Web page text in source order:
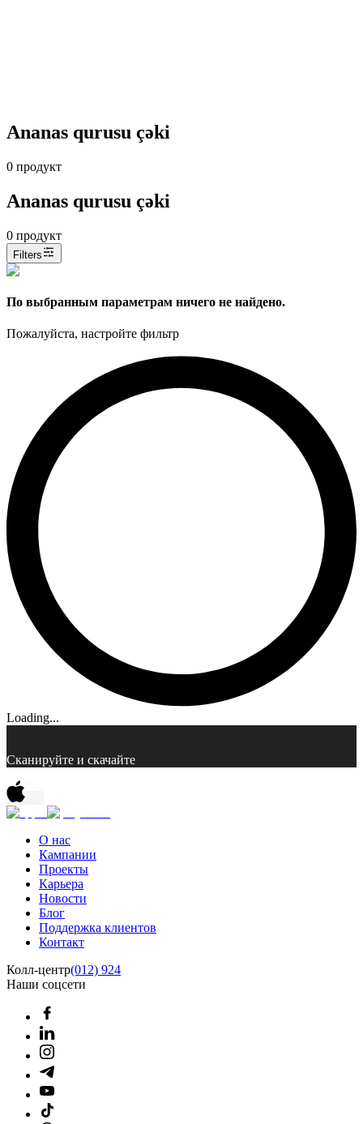
Ananas qurusu çəki
0 продукт
Ananas qurusu çəki
0 продукт
Filters
По выбранным параметрам ничего не найдено.
Пожалуйста, настройте фильтр
Loading...
Сканируйте и скачайте
О нас
Кампании
Проекты
Карьера
Новости
Блог
Поддержка клиентов
Контакт
Колл-центр(012) 924
Наши соцсети